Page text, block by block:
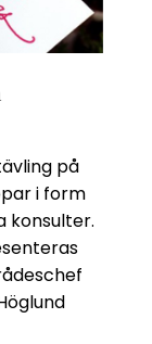
på
i form
konsulter.